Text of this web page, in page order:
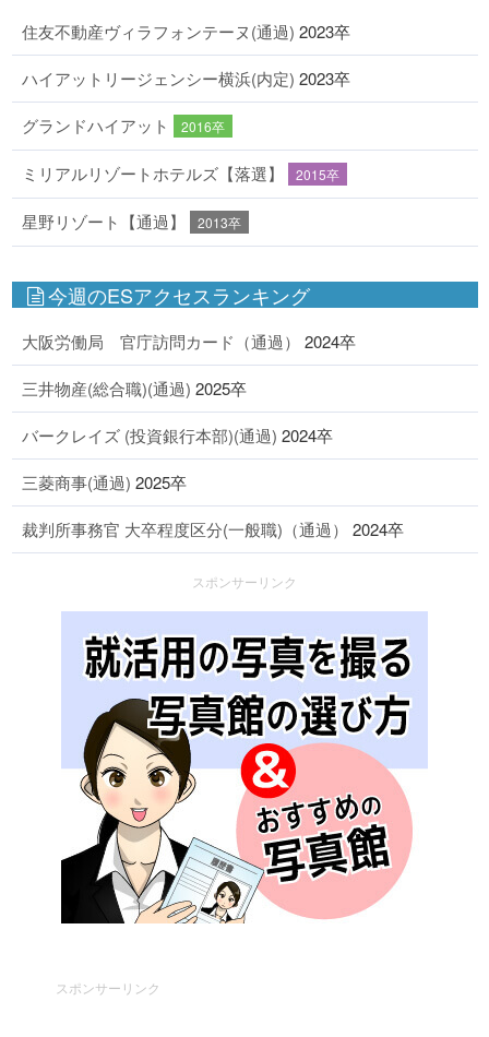
住友不動産ヴィラフォンテーヌ(通過) 2023卒
ハイアットリージェンシー横浜(内定) 2023卒
グランドハイアット 2016卒
ミリアルリゾートホテルズ【落選】 2015卒
星野リゾート【通過】 2013卒
今週のESアクセスランキング
大阪労働局 官庁訪問カード（通過） 2024卒
三井物産(総合職)(通過) 2025卒
バークレイズ (投資銀行本部)(通過) 2024卒
三菱商事(通過) 2025卒
裁判所事務官 大卒程度区分(一般職)（通過） 2024卒
スポンサーリンク
スポンサーリンク